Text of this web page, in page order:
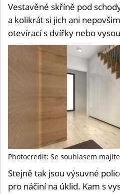
Vestavěné skříně pod
a kolikrát si jich ani
otevírací s dvířky nebo
Photocredit: Se souhlasem
Stejně tak jsou výsuvné
pro náčiní na úklid. Kam s